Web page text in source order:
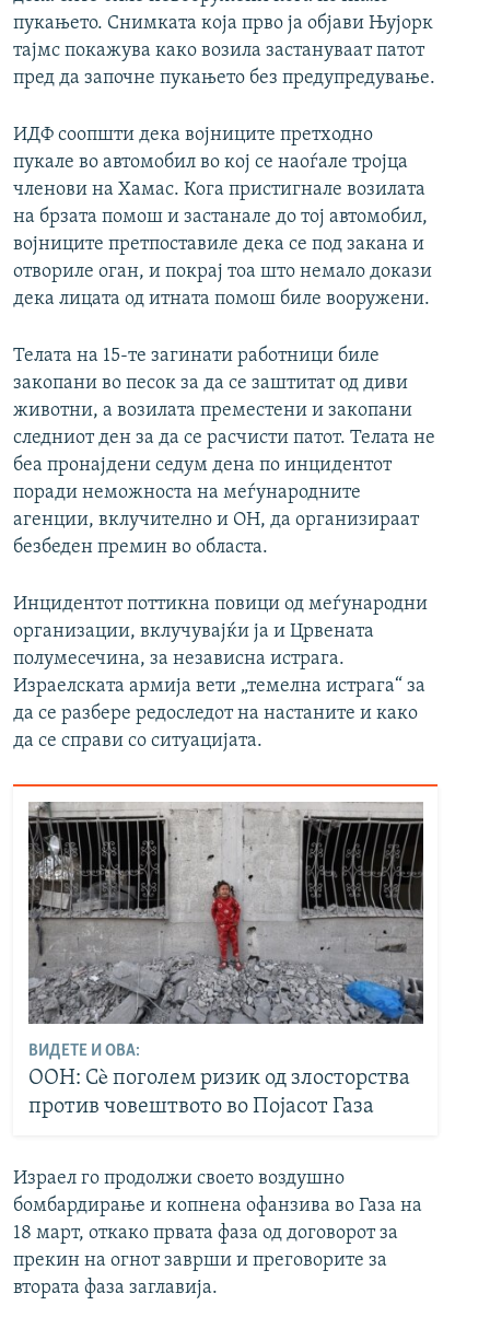
пукањето. Снимката која прво ја објави Њујорк
тајмс покажува како возила застануваат патот
пред да започне пукањето без предупредување.
ИДФ соопшти дека војниците претходно
пукале во автомобил во кој се наоѓале тројца
членови на Хамас. Кога пристигнале возилата
на брзата помош и застанале до тој автомобил,
војниците претпоставиле дека се под закана и
отвориле оган, и покрај тоа што немало докази
дека лицата од итната помош биле вооружени.
Телата на 15-те загинати работници биле
закопани во песок за да се заштитат од диви
животни, а возилата преместени и закопани
следниот ден за да се расчисти патот. Телата не
беа пронајдени седум дена по инцидентот
поради неможноста на меѓународните
агенции, вклучително и ОН, да организираат
безбеден премин во областа.
Инцидентот поттикна повици од меѓународни
организации, вклучувајќи ја и Црвената
полумесечина, за независна истрага.
Израелската армија вети „темелна истрага“ за
да се разбере редоследот на настаните и како
да се справи со ситуацијата.
ВИДЕТЕ И ОВА:
ООН: Сè поголем ризик од злосторства
против човештвото во Појасот Газа
Израел го продолжи своето воздушно
бомбардирање и копнена офанзива во Газа на
18 март, откако првата фаза од договорот за
прекин на огнот заврши и преговорите за
втората фаза заглавија.